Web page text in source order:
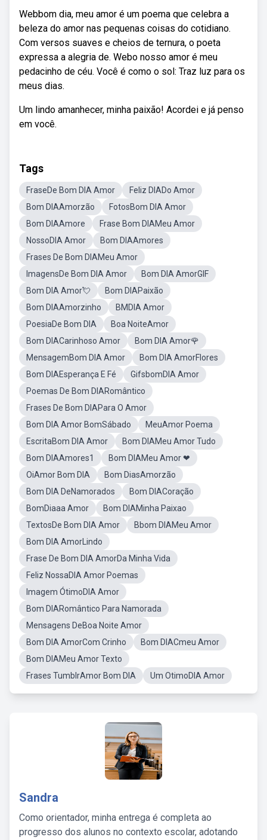
Webbom dia, meu amor é um poema que celebra a
beleza do amor nas pequenas coisas do cotidiano.
Com versos suaves e cheios de ternura, o poeta
expressa a alegria de. Webo nosso amor é meu
pedacinho de céu. Você é como o sol: Traz luz para os
meus dias.
Um lindo amanhecer, minha paixão! Acordei e já penso
em você.
Tags
FraseDe Bom DIA Amor
Feliz DIADo Amor
Bom DIAAmorzão
FotosBom DIA Amor
Bom DIAAmore
Frase Bom DIAMeu Amor
NossoDIA Amor
Bom DIAAmores
Frases De Bom DIAMeu Amor
ImagensDe Bom DIA Amor
Bom DIA AmorGIF
Bom DIA Amor💘
Bom DIAPaixão
Bom DIAAmorzinho
BMDIA Amor
PoesiaDe Bom DIA
Boa NoiteAmor
Bom DIACarinhoso Amor
Bom DIA Amor🌹
MensagemBom DIA Amor
Bom DIA AmorFlores
Bom DIAEsperança E Fé
GifsbomDIA Amor
Poemas De Bom DIARomântico
Frases De Bom DIAPara O Amor
Bom DIA Amor BomSábado
MeuAmor Poema
EscritaBom DIA Amor
Bom DIAMeu Amor Tudo
Bom DIAAmores1
Bom DIAMeu Amor ❤
OiAmor Bom DIA
Bom DiasAmorzão
Bom DIA DeNamorados
Bom DIACoração
BomDiaaa Amor
Bom DIAMinha Paixao
TextosDe Bom DIA Amor
Bbom DIAMeu Amor
Bom DIA AmorLindo
Frase De Bom DIA AmorDa Minha Vida
Feliz NossaDIA Amor Poemas
Imagem ÓtimoDIA Amor
Bom DIARomântico Para Namorada
Mensagens DeBoa Noite Amor
Bom DIA AmorCom Crinho
Bom DIACmeu Amor
Bom DIAMeu Amor Texto
Frases TumblrAmor Bom DIA
Um OtimoDIA Amor
Sandra
Como orientador, minha entrega é completa ao
progresso dos alunos no contexto escolar, adotando